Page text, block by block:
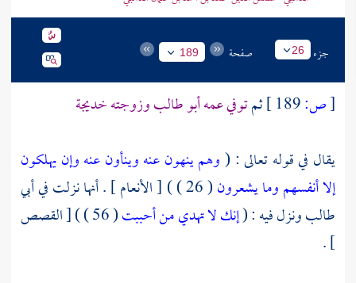
جزء 26 صفحة 189
[ص: ثمتوفي عمهأبو طالبوزوجتهخديجة
يقال في قوله تعالى : (وهم ينهون عنه وينأون عنه وإن يهلكون
إلا أنفسهم وما يشعرون( 26 ) ) [ الأنعام ] . أنها نزلت في
أبي
طالبونزل فيه : (إنك لا تهدي من أحببت
( 56 ) ) [ القصص
] .